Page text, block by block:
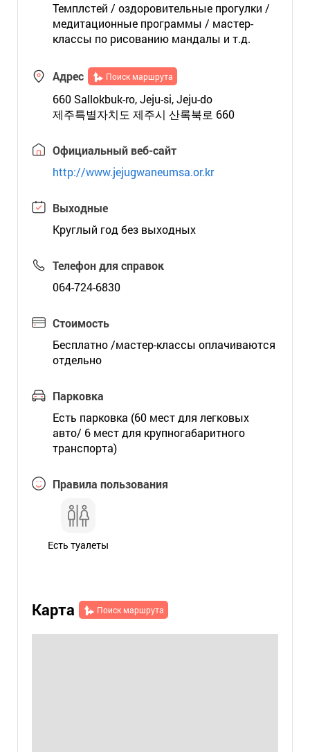
Темплстей / оздоровительные прогулки /
медитационные программы / мастер-
классы по рисованию мандалы и т.д.
Адрес Поиск маршрута
660 Sallokbuk-ro, Jeju-si, Jeju-do
제주특별자치도 제주시 산록북로 660
Официальный веб-сайт
http://www.jejugwaneumsa.or.kr
Выходные
Круглый год без выходных
Телефон для справок
064-724-6830
Стоимость
Бесплатно /мастер-классы оплачиваются
отдельно
Парковка
Есть парковка (60 мест для легковых
авто/ 6 мест для крупногабаритного
транспорта)
Правила пользования
Есть туалеты
Карта Поиск маршрута